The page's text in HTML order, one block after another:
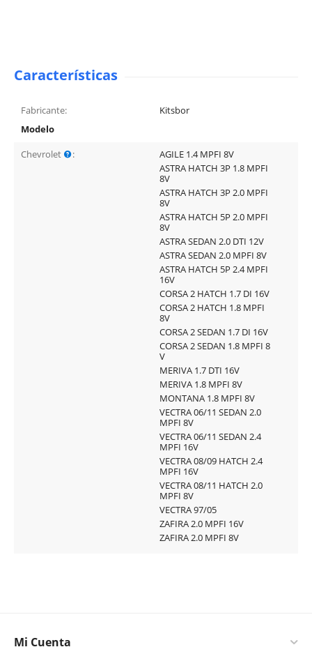
Características
Fabricante:
Kitsbor
Modelo
Chevrolet
:
AGILE 1.4 MPFI 8V
ASTRA HATCH 3P 1.8 MPFI
8V
ASTRA HATCH 3P 2.0 MPFI
8V
ASTRA HATCH 5P 2.0 MPFI
8V
ASTRA SEDAN 2.0 DTI 12V
ASTRA SEDAN 2.0 MPFI 8V
ASTRA HATCH 5P 2.4 MPFI
16V
CORSA 2 HATCH 1.7 DI 16V
CORSA 2 HATCH 1.8 MPFI
8V
CORSA 2 SEDAN 1.7 DI 16V
CORSA 2 SEDAN 1.8 MPFI 8
V
MERIVA 1.7 DTI 16V
MERIVA 1.8 MPFI 8V
MONTANA 1.8 MPFI 8V
VECTRA 06/11 SEDAN 2.0
MPFI 8V
VECTRA 06/11 SEDAN 2.4
MPFI 16V
VECTRA 08/09 HATCH 2.4
MPFI 16V
VECTRA 08/11 HATCH 2.0
MPFI 8V
VECTRA 97/05
ZAFIRA 2.0 MPFI 16V
ZAFIRA 2.0 MPFI 8V
Mi Cuenta